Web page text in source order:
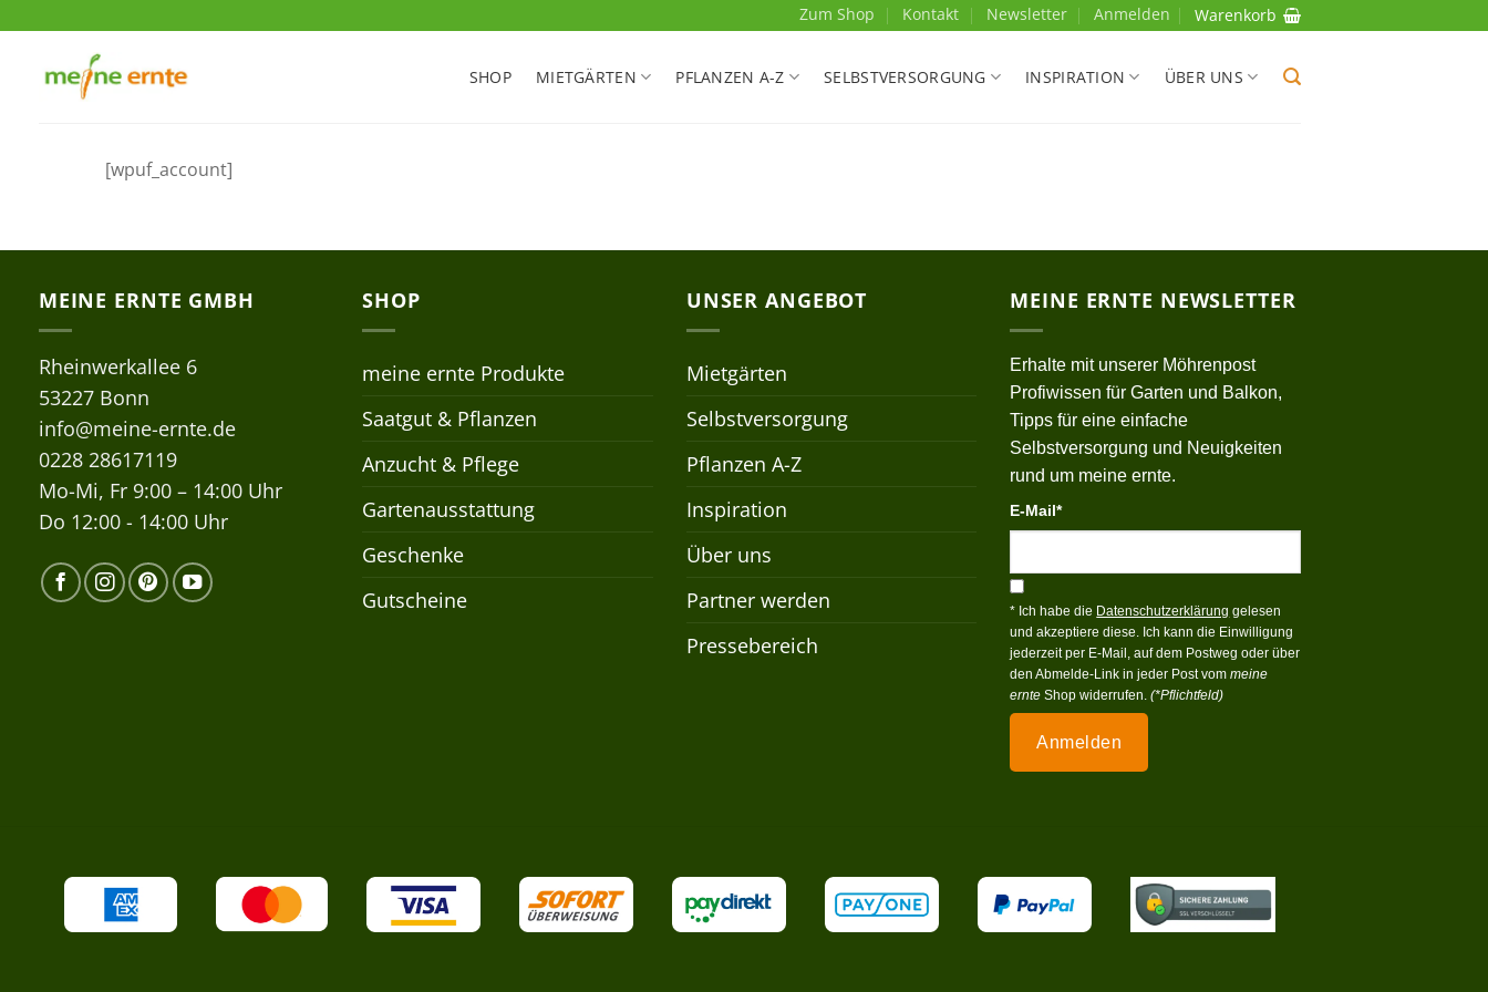
springen
Zum Shop Kontakt Newsletter Anmelden Warenkorb
SHOP MIETGÄRTEN PFLANZEN A-Z SELBSTVERSORGUNG INSPIRATION ÜBER UNS
[wpuf_account]
MEINE ERNTE GMBH
Rheinwerkallee 6
53227 Bonn
info@meine-ernte.de
0228 28617119
Mo-Mi, Fr 9:00 – 14:00 Uhr
Do 12:00 - 14:00 Uhr
SHOP
meine ernte Produkte
Saatgut & Pflanzen
Anzucht & Pflege
Gartenausstattung
Geschenke
Gutscheine
UNSER ANGEBOT
Mietgärten
Selbstversorgung
Pflanzen A-Z
Inspiration
Über uns
Partner werden
Pressebereich
MEINE ERNTE NEWSLETTER
Erhalte mit unserer Möhrenpost
Profiwissen für Garten und Balkon,
Tipps für eine einfache
Selbstversorgung und Neuigkeiten
rund um meine ernte.
E-Mail*
* Ich habe die Datenschutzerklärung gelesen
und akzeptiere diese. Ich kann die Einwilligung
jederzeit per E-Mail, auf dem Postweg oder über
den Abmelde-Link in jeder Post vommeine
ernte Shop widerrufen.(*Pflichtfeld)
Anmelden